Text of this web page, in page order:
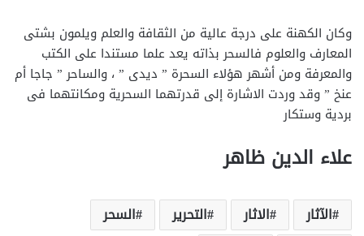
وكان الكهنة على درجة عالية من الثقافة والعلم ويلمون بشتى
المعارف والعلوم فالسحر بذاته يعد علما مستندا على الكتب
والمعرفة ومن أشهر هؤلاء السحرة ” ديدى ” ، والساحر ” جاجا أم
عنخ ” وقد وردت الاشارة إلى قدرتهما السحرية ومكانتهما فى
بردية وستكار
علاء الدين ظاهر
الآثار الاثار التحرير
السحر